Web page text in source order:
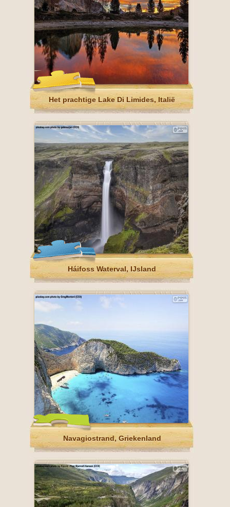
Het prachtige Lake Di Limides, Italië
Háifoss Waterval, IJsland
Navagiostrand, Griekenland